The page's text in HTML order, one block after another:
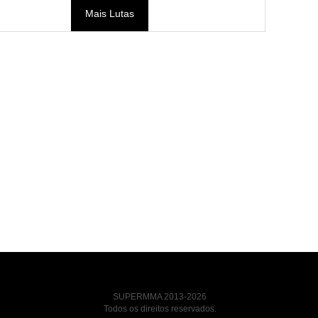
Mais Lutas
SUPERMMA 2013-2026
Todos os direitos reservados.